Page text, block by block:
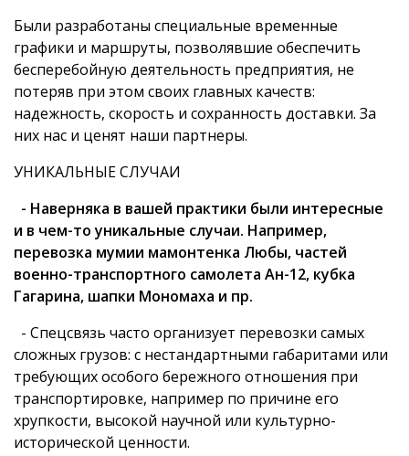
Были разработаны специальные временные
графики и маршруты, позволявшие обеспечить
бесперебойную деятельность предприятия, не
потеряв при этом своих главных качеств:
надежность, скорость и сохранность доставки. За
них нас и ценят наши партнеры.
УНИКАЛЬНЫЕ СЛУЧАИ
- Наверняка в вашей практики были интересные
и в чем-то уникальные случаи. Например,
перевозка мумии мамонтенка Любы, частей
военно-транспортного самолета Ан-12, кубка
Гагарина, шапки Мономаха и пр.
- Спецсвязь часто организует перевозки самых
сложных грузов: с нестандартными габаритами или
требующих особого бережного отношения при
транспортировке, например по причине его
хрупкости, высокой научной или культурно-
исторической ценности.